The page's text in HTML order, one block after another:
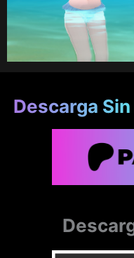
all your panties
escenas de la
están
platinum
Descarga